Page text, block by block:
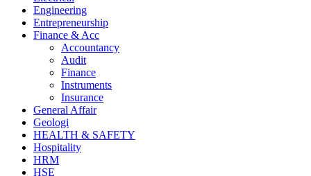
Engineering
Entrepreneurship
Finance & Acc
Accountancy
Audit
Finance
Instruments
Insurance
General Affair
Geologi
HEALTH & SAFETY
Hospitality
HRM
HSE